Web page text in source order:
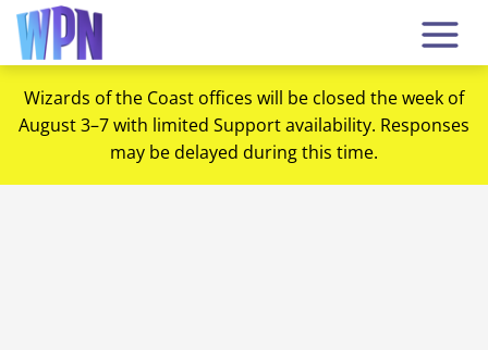
Wizards of the Coast offices will be closed the week of
August 3–7 with limited Support availability. Responses
may be delayed during this time.